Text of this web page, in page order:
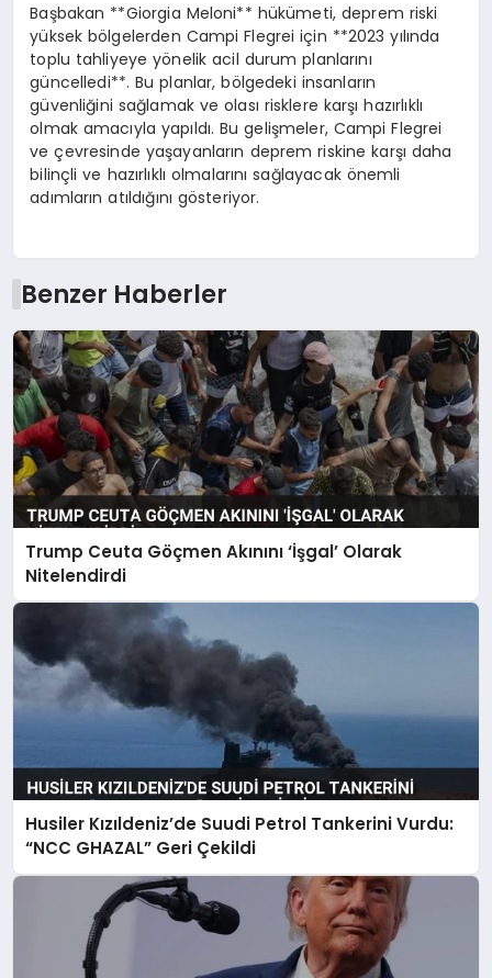
Başbakan **Giorgia Meloni** hükümeti, deprem riski
yüksek bölgelerden Campi Flegrei için **2023 yılında
toplu tahliyeye yönelik acil durum planlarını
güncelledi**. Bu planlar, bölgedeki insanların
güvenliğini sağlamak ve olası risklere karşı hazırlıklı
olmak amacıyla yapıldı. Bu gelişmeler, Campi Flegrei
ve çevresinde yaşayanların deprem riskine karşı daha
bilinçli ve hazırlıklı olmalarını sağlayacak önemli
adımların atıldığını gösteriyor.
Benzer Haberler
Trump Ceuta Göçmen Akınını ‘İşgal’ Olarak
Nitelendirdi
Husiler Kızıldeniz’de Suudi Petrol Tankerini Vurdu:
“NCC GHAZAL” Geri Çekildi